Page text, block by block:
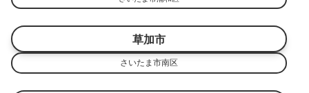
草加市
さいたま市南区